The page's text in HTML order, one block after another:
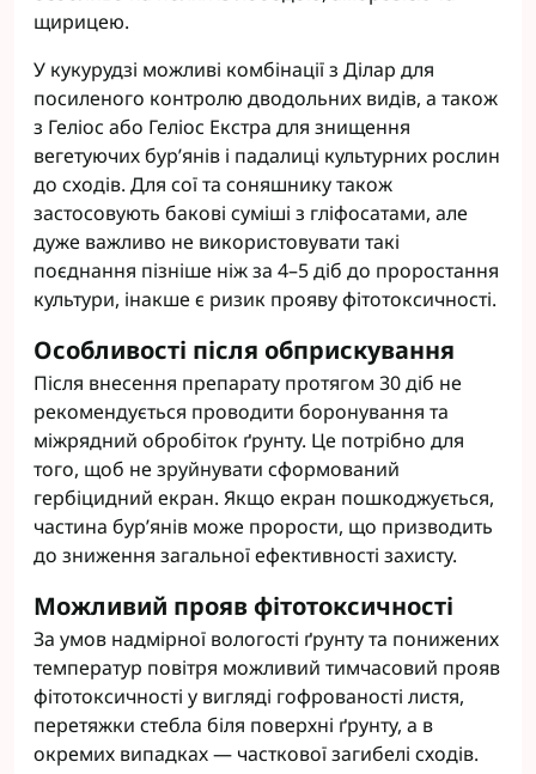
щирицею.
У кукурудзі можливі комбінації з Ділар для
посиленого контролю дводольних видів, а також
з Геліос або Геліос Екстра для знищення
вегетуючих бур’янів і падалиці культурних рослин
до сходів. Для сої та соняшнику також
застосовують бакові суміші з гліфосатами, але
дуже важливо не використовувати такі
поєднання пізніше ніж за 4–5 діб до проростання
культури, інакше є ризик прояву фітотоксичності.
Особливості після обприскування
Після внесення препарату протягом 30 діб не
рекомендується проводити боронування та
міжрядний обробіток ґрунту. Це потрібно для
того, щоб не зруйнувати сформований
гербіцидний екран. Якщо екран пошкоджується,
частина бур’янів може прорости, що призводить
до зниження загальної ефективності захисту.
Можливий прояв фітотоксичності
За умов надмірної вологості ґрунту та понижених
температур повітря можливий тимчасовий прояв
фітотоксичності у вигляді гофрованості листя,
перетяжки стебла біля поверхні ґрунту, а в
окремих випадках — часткової загибелі сходів.